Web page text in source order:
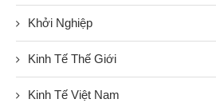
Khởi Nghiệp
Kinh Tế Thế Giới
Kinh Tế Việt Nam